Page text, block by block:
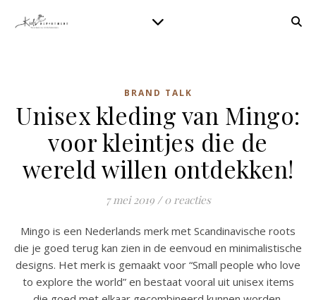
BRAND TALK
Unisex kleding van Mingo:
voor kleintjes die de
wereld willen ontdekken!
7 mei 2019 / 0 reacties
Mingo is een Nederlands merk met Scandinavische roots
die je goed terug kan zien in de eenvoud en minimalistische
designs. Het merk is gemaakt voor “Small people who love
to explore the world” en bestaat vooral uit unisex items